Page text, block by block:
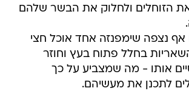
הזוחלים ולחלוק את הבשר שלהם
נצפה שימפנזה אחד אוכל חצי
בחלל פתוח בעץ וחוזר
אותו - מה שמצביע על כך
לתכנן את מעשיהם.